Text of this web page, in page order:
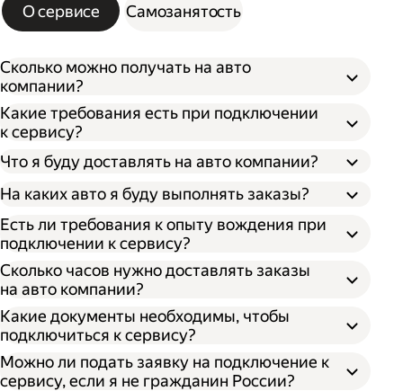
О сервисе Самозанятость
Сколько можно получать на авто
компании?
Какие требования есть при подключении
к сервису?
Что я буду доставлять на авто компании?
На каких авто я буду выполнять заказы?
Есть ли требования к опыту вождения при
подключении к сервису?
Сколько часов нужно доставлять заказы
на авто компании?
Какие документы необходимы, чтобы
подключиться к сервису?
Можно ли подать заявку на подключение к
сервису, если я не гражданин России?